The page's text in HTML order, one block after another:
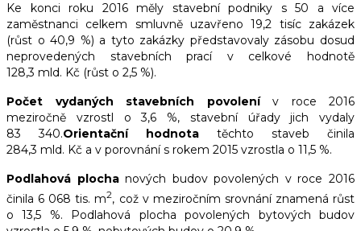
Ke konci roku 2016 měly stavební podniky s 50 a více
zaměstnanci celkem smluvně uzavřeno 19,2 tisíc zakázek
(růst o 40,9 %) a tyto zakázky představovaly zásobu dosud
neprovedených stavebních prací v celkové hodnotě
128,3 mld. Kč (růst o 2,5 %).
Počet vydaných stavebních povolenív roce 2016
meziročně vzrostl o 3,6 %, stavební úřady jich vydaly
83 340.Orientační hodnota těchto staveb činila
284,3 mld. Kč a v porovnání s rokem 2015 vzrostla o 11,5 %.
Podlahová plochanových budov povolených v roce 2016
činila 6 068 tis. m2, což v meziročním srovnání znamená růst
o 13,5 %. Podlahová plocha povolených bytových budov